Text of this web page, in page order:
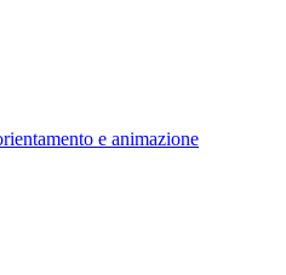
e animazione